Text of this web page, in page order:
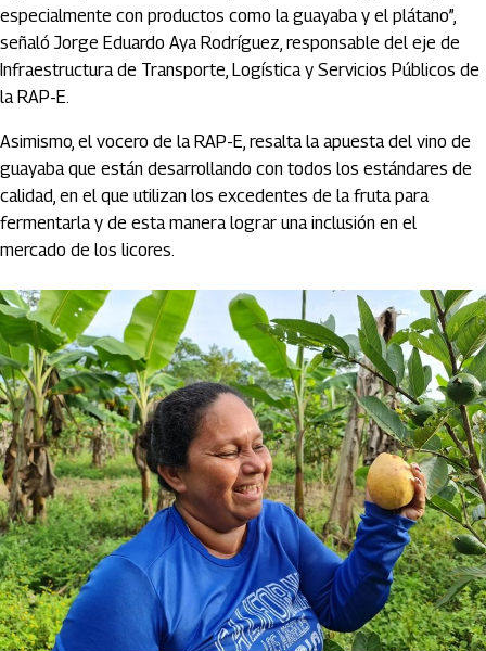
especialmente con productos como la guayaba y el plátano”,
señaló Jorge Eduardo Aya Rodríguez, responsable del eje de
Infraestructura de Transporte, Logística y Servicios Públicos de
la RAP-E.
Asimismo, el vocero de la RAP-E, resalta la apuesta del vino de
guayaba que están desarrollando con todos los estándares de
calidad, en el que utilizan los excedentes de la fruta para
fermentarla y de esta manera lograr una inclusión en el
mercado de los licores.